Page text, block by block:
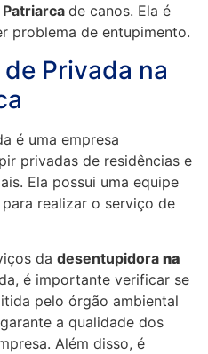
de canos. Ela é
problema de entupimento.
Privada na
é uma empresa
privadas de residências e
Ela possui uma equipe
realizar o serviço de
da desentupidora na
é importante verificar se
pelo órgão ambiental
a qualidade dos
Além disso, é